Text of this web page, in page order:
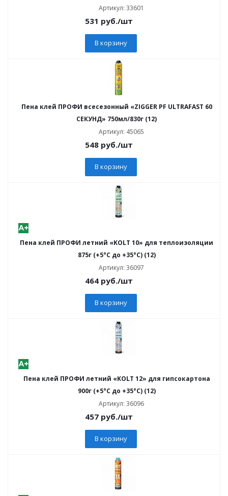
Артикул: 33601
531 руб./шт
В корзину
Пена клей ПРОФИ всесезонный «ZIGGER PF ULTRAFAST 60
СЕКУНД» 750мл/830г (12)
Артикул: 45065
548 руб./шт
В корзину
Пена клей ПРОФИ летний «KOLT 10» для теплоизоляции
875г (+5°С до +35°С) (12)
Артикул: 36097
464 руб./шт
В корзину
Пена клей ПРОФИ летний «KOLT 12» для гипсокартона
900г (+5°С до +35°С) (12)
Артикул: 36096
457 руб./шт
В корзину